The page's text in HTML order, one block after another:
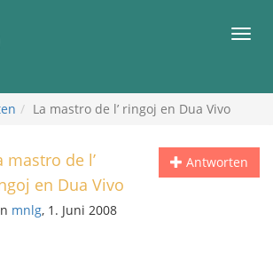
La mastro de l’ ringoj en Dua Vivo
Antworten
mastro de l’
en Dua Vivo
mnlg, 1. Juni 2008